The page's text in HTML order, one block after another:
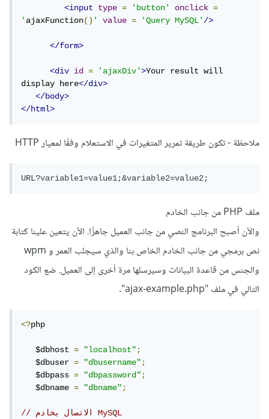
<input type = 'button' onclick
=
'ajaxFunction()' value = 'Query MySQL'/>
</form>
<div id = 'ajaxDiv'>Your result will
display here</div>
</body>
</html>
ملاحظة - تكون طريقة تمرير المتغيرات في الاستعلام وفقًا لمعيار HTTP
ملف PHP من جانب الخادم
والآن أصبح البرنامج النصي من جانب العميل جاهزًا. الآن يتعين علينا كتابة
نص برمجي من جانب الخادم الخاص بنا والذي سيجلب العمر و wpm
والجنس من قاعدة البيانات وسيرسلها مرة أخرى إلى العميل. ضع الكود
التالي في ملف "ajax-example.php".
<?php
   $dbhost
= "localhost";
   $dbuser
= "dbusername";
   $dbpass
= "dbpassword";
   $dbname
= "dbname";
// الاتصال بخادم MySQL